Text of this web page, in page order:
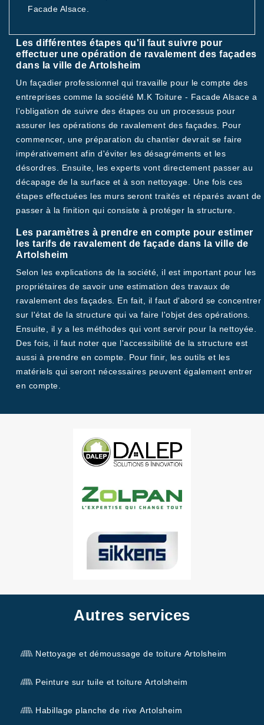
Facade Alsace.
Les différentes étapes qu'il faut suivre pour
effectuer une opération de ravalement des façades
dans la ville de Artolsheim
Un façadier professionnel qui travaille pour le compte des
entreprises comme la société M.K Toiture - Facade Alsace a
l'obligation de suivre des étapes ou un processus pour
assurer les opérations de ravalement des façades. Pour
commencer, une préparation du chantier devrait se faire
impérativement afin d'éviter les désagréments et les
désordres. Ensuite, les experts vont directement passer au
décapage de la surface et à son nettoyage. Une fois ces
étapes effectuées les murs seront traités et réparés avant de
passer à la finition qui consiste à protéger la structure.
Les paramètres à prendre en compte pour estimer
les tarifs de ravalement de façade dans la ville de
Artolsheim
Selon les explications de la société, il est important pour les
propriétaires de savoir une estimation des travaux de
ravalement des façades. En fait, il faut d'abord se concentrer
sur l'état de la structure qui va faire l'objet des opérations.
Ensuite, il y a les méthodes qui vont servir pour la nettoyée.
Des fois, il faut noter que l'accessibilité de la structure est
aussi à prendre en compte. Pour finir, les outils et les
matériels qui seront nécessaires peuvent également entrer
en compte.
Autres services
Nettoyage et démoussage de toiture Artolsheim
Peinture sur tuile et toiture Artolsheim
Habillage planche de rive Artolsheim